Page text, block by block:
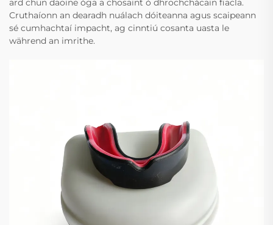
ard chun daoine óga a chosaint ó dhrochchácain fiacla.
Cruthaíonn an dearadh nuálach dóiteanna agus scaipeann
sé cumhachtaí impacht, ag cinntiú cosanta uasta le
während an imrithe.